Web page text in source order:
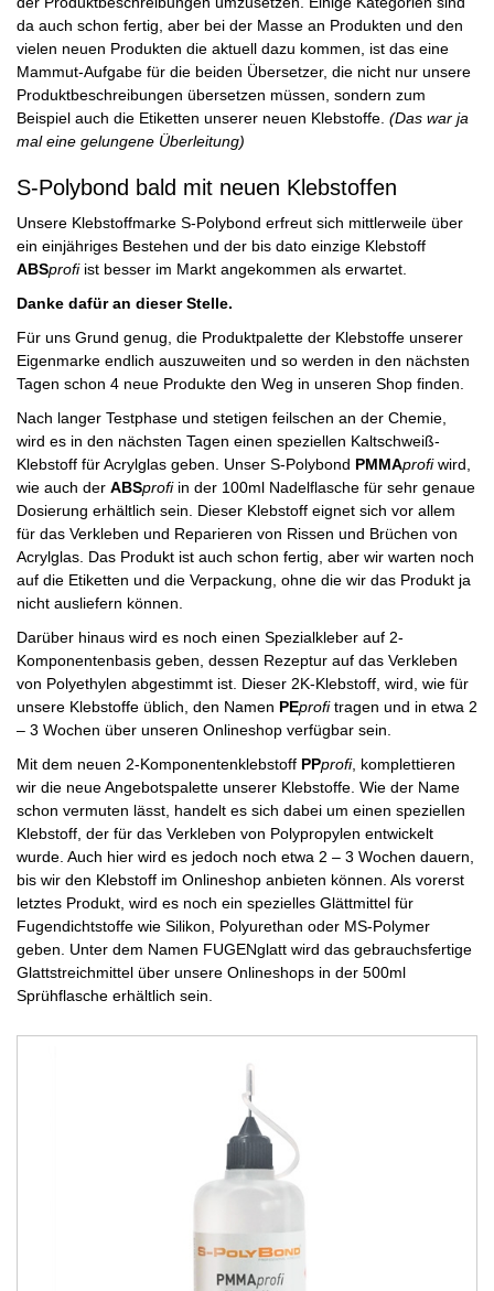
da auch schon fertig, aber bei der Masse an Produkten und den
vielen neuen Produkten die aktuell dazu kommen, ist das eine
Mammut-Aufgabe für die beiden Übersetzer, die nicht nur unsere
Produktbeschreibungen übersetzen müssen, sondern zum
Beispiel auch die Etiketten unserer neuen Klebstoffe. (Das war ja
mal eine gelungene Überleitung)
S-Polybond bald mit neuen Klebstoffen
Unsere Klebstoffmarke S-Polybond erfreut sich mittlerweile über
ein einjähriges Bestehen und der bis dato einzige Klebstoff
ABSprofiist besser im Markt angekommen als erwartet.
Danke dafür an dieser Stelle.
Für uns Grund genug, die Produktpalette der Klebstoffe unserer
Eigenmarke endlich auszuweiten und so werden in den nächsten
Tagen schon 4 neue Produkte den Weg in unseren Shop finden.
Nach langer Testphase und stetigen feilschen an der Chemie,
wird es in den nächsten Tagen einen speziellen Kaltschweiß-
Klebstoff für Acrylglas geben. Unser S-Polybond PMMAprofiwird,
wie auch der ABSprofiin der 100ml Nadelflasche für sehr genaue
Dosierung erhältlich sein. Dieser Klebstoff eignet sich vor allem
für das Verkleben und Reparieren von Rissen und Brüchen von
Acrylglas. Das Produkt ist auch schon fertig, aber wir warten noch
auf die Etiketten und die Verpackung, ohne die wir das Produkt ja
nicht ausliefern können.
Darüber hinaus wird es noch einen Spezialkleber auf 2-
Komponentenbasis geben, dessen Rezeptur auf das Verkleben
von Polyethylen abgestimmt ist. Dieser 2K-Klebstoff, wird, wie für
unsere Klebstoffe üblich, den Namen PEprofitragen und in etwa 2
– 3 Wochen über unseren Onlineshop verfügbar sein.
Mit dem neuen 2-Komponentenklebstoff PPprofi, komplettieren
wir die neue Angebotspalette unserer Klebstoffe. Wie der Name
schon vermuten lässt, handelt es sich dabei um einen speziellen
Klebstoff, der für das Verkleben von Polypropylen entwickelt
wurde. Auch hier wird es jedoch noch etwa 2 – 3 Wochen dauern,
bis wir den Klebstoff im Onlineshop anbieten können. Als vorerst
letztes Produkt, wird es noch ein spezielles Glättmittel für
Fugendichtstoffe wie Silikon, Polyurethan oder MS-Polymer
geben. Unter dem Namen FUGENglatt wird das gebrauchsfertige
Glattstreichmittel über unsere Onlineshops in der 500ml
Sprühflasche erhältlich sein.